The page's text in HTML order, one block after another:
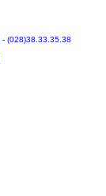
- (028)38.33.35.38